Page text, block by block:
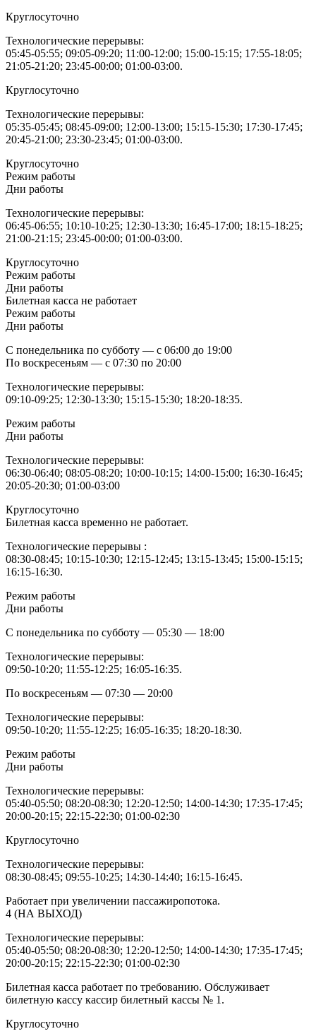
Круглосуточно
Технологические перерывы:
05:45-05:55; 09:05-09:20; 11:00-12:00; 15:00-15:15; 17:55-18:05;
21:05-21:20; 23:45-00:00; 01:00-03:00.
Круглосуточно
Технологические перерывы:
05:35-05:45; 08:45-09:00; 12:00-13:00; 15:15-15:30; 17:30-17:45;
20:45-21:00; 23:30-23:45; 01:00-03:00.
Круглосуточно
Режим работы
Дни работы
Технологические перерывы:
06:45-06:55; 10:10-10:25; 12:30-13:30; 16:45-17:00; 18:15-18:25;
21:00-21:15; 23:45-00:00; 01:00-03:00.
Круглосуточно
Режим работы
Дни работы
Билетная касса не работает
Режим работы
Дни работы
С понедельника по субботу — с 06:00 до 19:00
По воскресеньям — с 07:30 по 20:00
Технологические перерывы:
09:10-09:25; 12:30-13:30; 15:15-15:30; 18:20-18:35.
Режим работы
Дни работы
Технологические перерывы:
06:30-06:40; 08:05-08:20; 10:00-10:15; 14:00-15:00; 16:30-16:45;
20:05-20:30; 01:00-03:00
Круглосуточно
Билетная касса временно не работает.
Технологические перерывы :
08:30-08:45; 10:15-10:30; 12:15-12:45; 13:15-13:45; 15:00-15:15;
16:15-16:30.
Режим работы
Дни работы
С понедельника по субботу — 05:30 — 18:00
Технологические перерывы:
09:50-10:20; 11:55-12:25; 16:05-16:35.
По воскресеньям — 07:30 — 20:00
Технологические перерывы:
09:50-10:20; 11:55-12:25; 16:05-16:35; 18:20-18:30.
Режим работы
Дни работы
Технологические перерывы:
05:40-05:50; 08:20-08:30; 12:20-12:50; 14:00-14:30; 17:35-17:45;
20:00-20:15; 22:15-22:30; 01:00-02:30
Круглосуточно
Технологические перерывы:
08:30-08:45; 09:55-10:25; 14:30-14:40; 16:15-16:45.
Работает при увеличении пассажиропотока.
4 (НА ВЫХОД)
Технологические перерывы:
05:40-05:50; 08:20-08:30; 12:20-12:50; 14:00-14:30; 17:35-17:45;
20:00-20:15; 22:15-22:30; 01:00-02:30
Билетная касса работает по требованию. Обслуживает
билетную кассу кассир билетный кассы № 1.
Круглосуточно